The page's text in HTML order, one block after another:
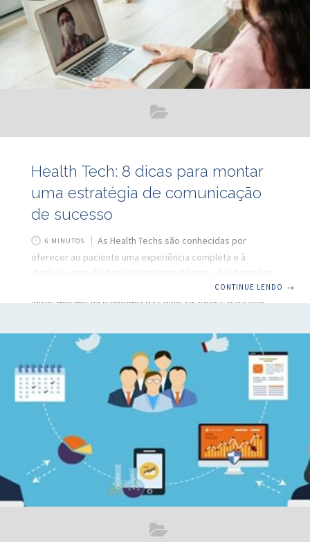
Health Tech: 8 dicas para montar
uma estratégia de comunicação
de sucesso
6 MINUTOS
As Health Techs são conhecidas por
oferecer ao paciente uma experiência completa e à
distância através dos avanços tecnológicos. As chamadas
startups de saúde já vinham conquistando o mundo todo
antes mesmo da pandemia da Covid-19. Agora, para que
focar em uma boa estratégia de comunicação para que o
negócio traga bons resultados para os envolvidos. Nos
últimos anos, a tecnologia vem tomando proporções
incalculáveis em todo o mundo, conquistando diversos
mercados, principalmente o
CONTINUE LENDO →